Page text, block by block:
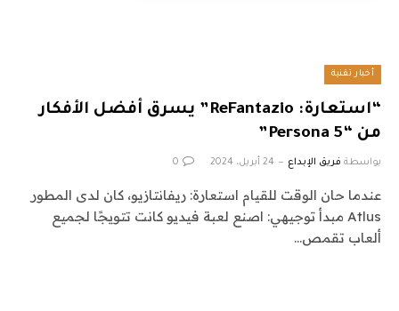
أخبار تقنية
“استعارة: ReFantazio” يسرق أفضل الأفكار
من “Persona 5”
بواسطة فريق الإبداع 24 أبريل، 2024 0
عندما حان الوقت للقيام استعارة: ريفانتازيو، كان لدى المطور
Atlus مبدأ توجيهي: اصنع لعبة فيديو كانت تتويجًا لجميع
ألعاب تقمص…